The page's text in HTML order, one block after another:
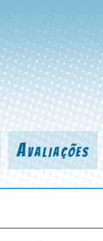
Avaliações